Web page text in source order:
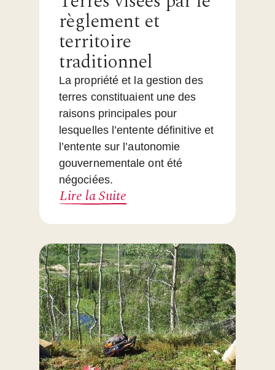
règlement et
territoire
traditionnel
La propriété et la gestion des
terres constituaient une des
raisons principales pour
lesquelles l’entente définitive et
l’entente sur l’autonomie
gouvernementale ont été
négociées.
Lire la Suite